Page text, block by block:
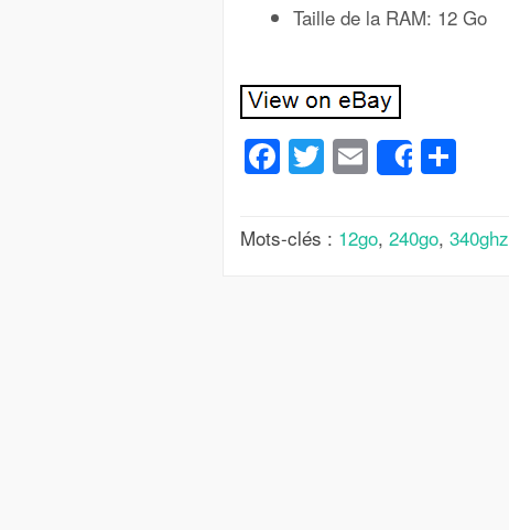
Taille de la RAM: 12 Go
Facebook
Twitter
Email
Share
Mots-clés : 12go, 240go, 340ghz